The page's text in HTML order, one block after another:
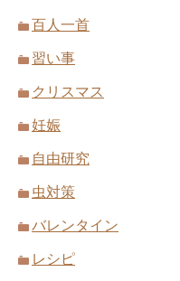
百人一首
習い事
クリスマス
妊娠
自由研究
虫対策
バレンタイン
レシピ